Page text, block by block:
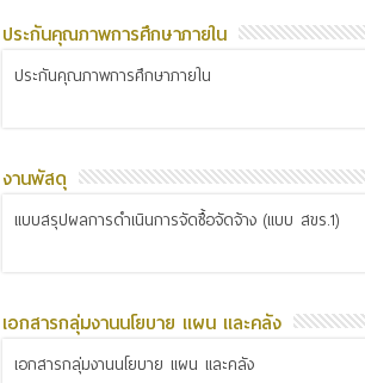
ประกันคุณภาพการศึกษาภายใน
ประกันคุณภาพการศึกษาภายใน
งานพัสดุ
แบบสรุปผลการดำเนินการจัดซื้อจัดจ้าง (แบบ สขร.1)
เอกสารกลุ่มงานนโยบาย แผน และคลัง
เอกสารกลุ่มงานนโยบาย แผน และคลัง